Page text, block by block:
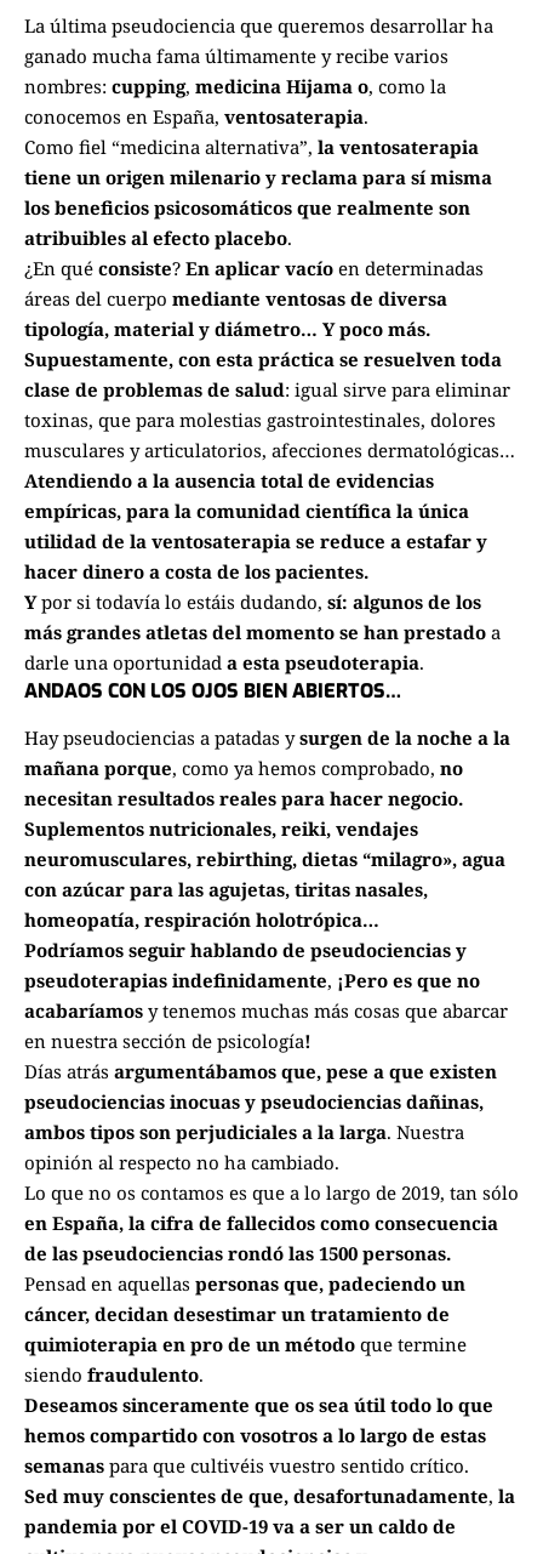
La última pseudociencia que queremos desarrollar ha
ganado mucha fama últimamente y recibe varios
nombres: cupping, medicina Hijama o, como la
conocemos en España, ventosaterapia.
Como fiel “medicina alternativa”, la ventosaterapia
tiene un origen milenario y reclama para sí misma
los beneficios psicosomáticos que realmente son
atribuibles al efecto placebo.
¿En qué consiste? En aplicar vacío en determinadas
áreas del cuerpo mediante ventosas de diversa
tipología, material y diámetro… Y poco más.
Supuestamente, con esta práctica se resuelven toda
clase de problemas de salud: igual sirve para eliminar
toxinas, que para molestias gastrointestinales, dolores
musculares y articulatorios, afecciones dermatológicas…
Atendiendo a la ausencia total de evidencias
empíricas, para la comunidad científica la única
utilidad de la ventosaterapia se reduce a estafar y
hacer dinero a costa de los pacientes.
Ypor si todavía lo estáis dudando, sí: algunos de los
más grandes atletas del momento se han prestado a
darle una oportunidad a esta pseudoterapia.
ANDAOS CON LOS OJOS BIEN ABIERTOS…
Hay pseudociencias a patadas ysurgen de la noche a la
mañana porque, como ya hemos comprobado, no
necesitan resultados reales para hacer negocio.
Suplementos nutricionales, reiki, vendajes
neuromusculares, rebirthing, dietas “milagro», agua
con azúcar para las agujetas, tiritas nasales,
homeopatía, respiración holotrópica…
Podríamos seguir hablando de pseudociencias y
pseudoterapias indefinidamente, ¡Pero es que no
acabaríamos y tenemos muchas más cosas que abarcar
en nuestra sección de psicología!
Días atrás argumentábamos que, pese a que existen
pseudociencias inocuas y pseudociencias dañinas,
ambos tipos son perjudiciales a la larga. Nuestra
opinión al respecto no ha cambiado.
Lo que no os contamos es que a lo largo de 2019, tan sólo
en España, la cifra de fallecidos como consecuencia
de las pseudociencias rondó las 1500 personas.
Pensad en aquellas personas que, padeciendo un
cáncer, decidan desestimar un tratamiento de
quimioterapia en pro de un método que termine
siendo fraudulento.
Deseamos sinceramente que os sea útil todo lo que
hemos compartido con vosotros a lo largo de estas
semanas para que cultivéis vuestro sentido crítico.
Sed muy conscientes de que, desafortunadamente, la
pandemia por el COVID-19 va a ser un caldo de